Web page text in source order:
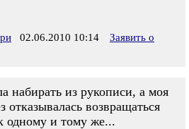
02.06.2010 10:14
Заявить о
набирать из рукописи, а моя
отказывалась возвращаться
одному и тому же...